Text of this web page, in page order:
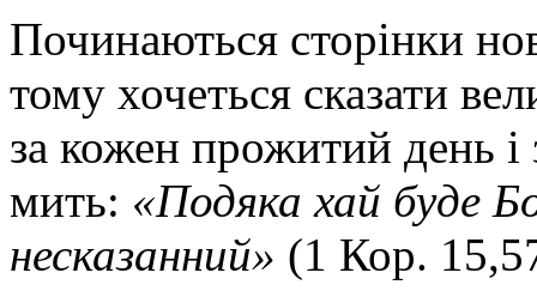
Починаються сторінки
тому хочеться сказати
за кожен прожитий день
мить: «Подяка хай буде
несказанний» (1 Кор.